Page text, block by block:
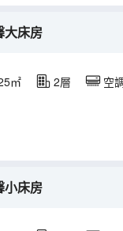
大床房
㎡ 2層 空
小床房